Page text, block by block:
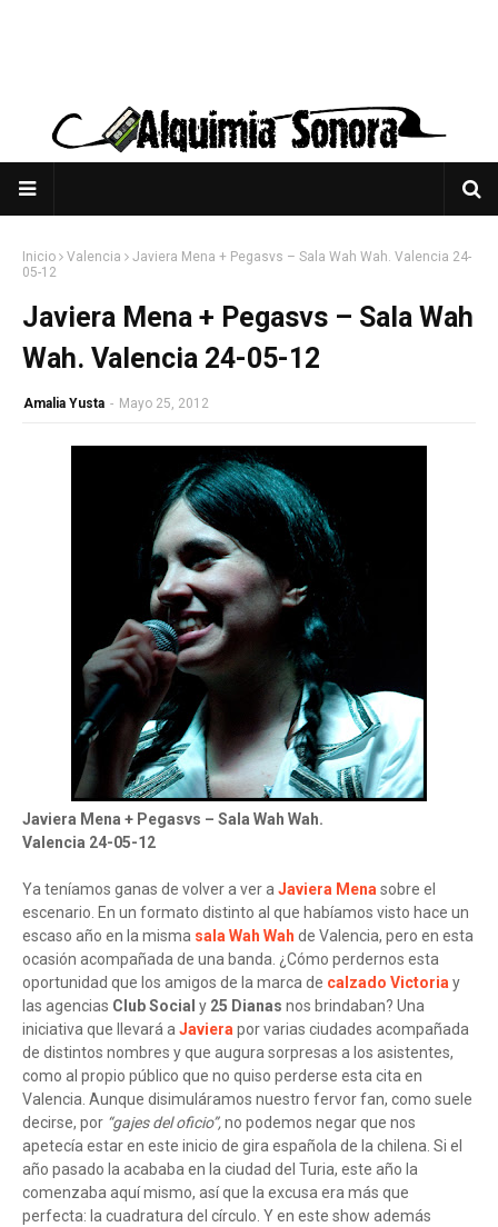
Inicio Valencia
Javiera Mena + Pegasvs – Sala Wah Wah. Valencia 24-
05-12
Javiera Mena + Pegasvs – Sala Wah
Wah. Valencia 24-05-12
Amalia Yusta - Mayo 25, 2012
Javiera Mena + Pegasvs – Sala Wah Wah.
Valencia 24-05-12
Ya teníamos ganas de volver a ver aJaviera Menasobre el
escenario. En un formato distinto al que habíamos visto hace un
escaso año en la misma sala Wah Wah de Valencia, pero en esta
ocasión acompañada de una banda. ¿Cómo perdernos esta
oportunidad que los amigos de la marca de calzado Victoriay
las agencias Club Social y 25 Dianas nos brindaban? Una
iniciativa que llevará aJavierapor varias ciudades acompañada
de distintos nombres y que augura sorpresas a los asistentes,
como al propio público que no quiso perderse esta cita en
Valencia. Aunque disimuláramos nuestro fervor fan, como suele
decirse, por “gajes del oficio”,no podemos negar que nos
apetecía estar en este inicio de gira española de la chilena. Si el
año pasado la acababa en la ciudad del Turia, este año la
comenzaba aquí mismo, así que la excusa era más que
perfecta: la cuadratura del círculo. Y en este show además